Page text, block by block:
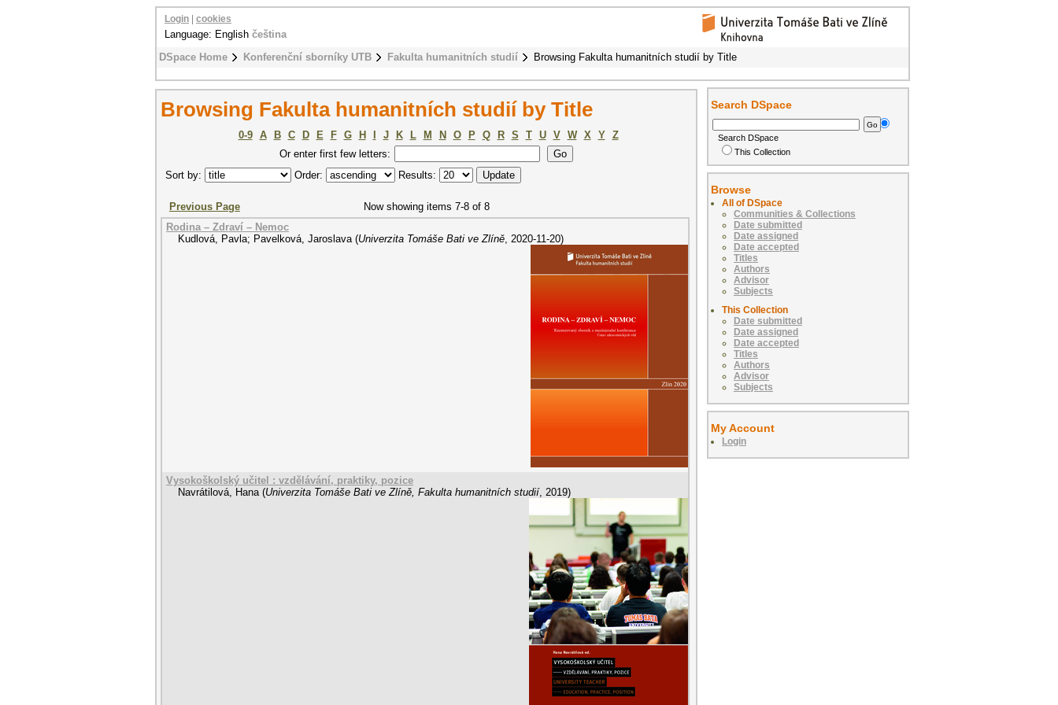
DSpace Home Konferenční sborníky UTB Fakulta humanitních studií Browsing Fakulta humanitních studií by Title
Login cookies
Language: English čeština
Browsing Fakulta humanitních studií by Title
0-9 A B C D E F G H J K L M N O P Q R S T U V W X Y
Z
Or enter first few letters:
Sort by:
Order: Results:
Previous Page
Now showing items 7-8 of 8
Rodina – Zdraví – Nemoc
Kudlová, Pavla; Pavelková, Jaroslava (Univerzita Tomáše Bati ve Zlíně, 2020-11-20)
Vysokoškolský učitel : vzdělávání, praktiky, pozice
Navrátilová, Hana (Univerzita Tomáše Bati ve Zlíně, Fakulta humanitních studií, 2019)
Search DSpace
Search DSpace
This Collection
Browse
All of DSpace
Communities & Collections
Date submitted
Date assigned
Date accepted
Titles
Authors
Advisor
Subjects
This Collection
Date submitted
Date assigned
Date accepted
Titles
Authors
Advisor
Subjects
My Account
Login